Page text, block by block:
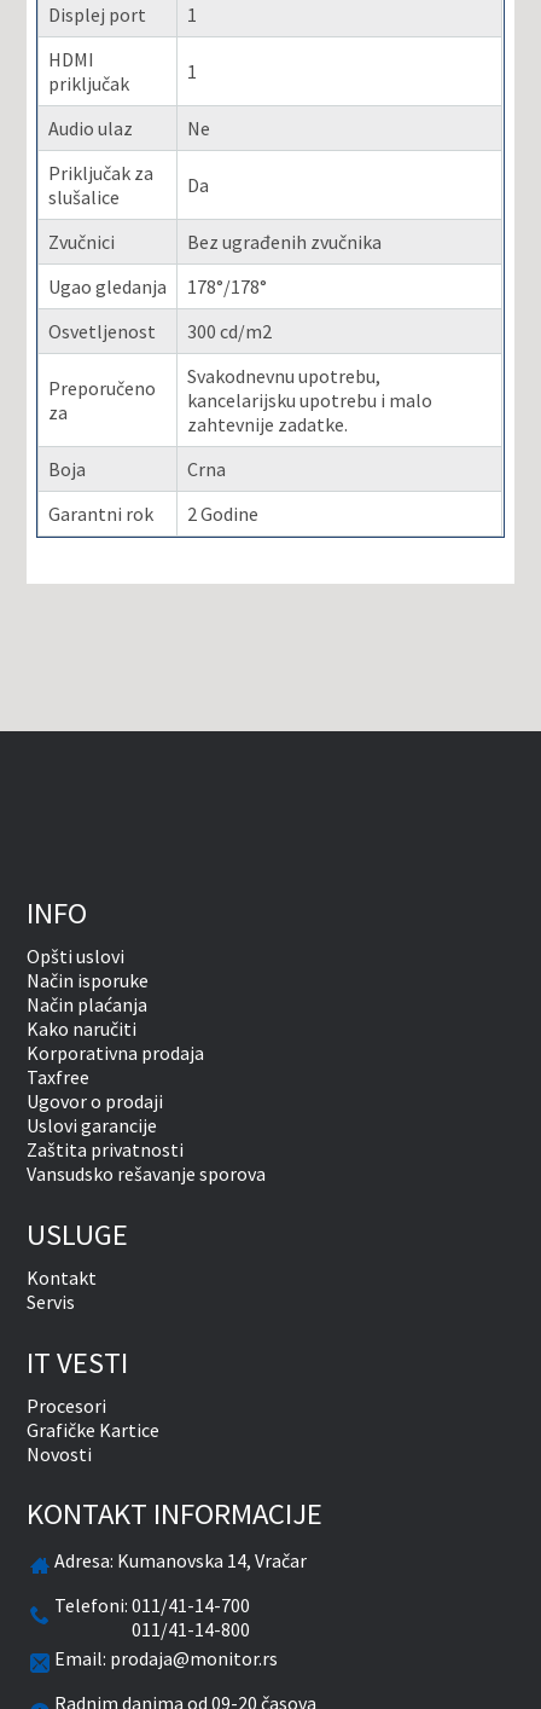
Displej port
1
HDMI
priključak
1
Audio ulaz
Ne
Priključak za
slušalice
Da
Zvučnici
Bez ugrađenih zvučnika
Ugao gledanja
178°/178°
Osvetljenost
300 cd/m2
Preporučeno
za
Svakodnevnu upotrebu,
kancelarijsku upotrebu i malo
zahtevnije zadatke.
Boja
Crna
Garantni rok
2 Godine
INFO
Opšti uslovi
Način isporuke
Način plaćanja
Kako naručiti
Korporativna prodaja
Taxfree
Ugovor o prodaji
Uslovi garancije
Zaštita privatnosti
Vansudsko rešavanje sporova
USLUGE
Kontakt
Servis
IT VESTI
Procesori
Grafičke Kartice
Novosti
KONTAKT INFORMACIJE
Adresa: Kumanovska 14, Vračar
Telefoni:011/41-14-700
011/41-14-800
Email: prodaja@monitor.rs
Radnim danima od 09-20 časova